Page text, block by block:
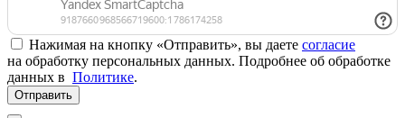
Нажимая на кнопку «Отправить», вы даете согласие
на обработку персональных данных. Подробнее об обработке
данных в Политике.
Отправить